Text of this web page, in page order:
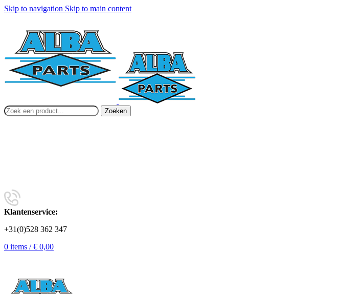
Skip to navigation Skip to main content
Zoeken
Klantenservice:
+31(0)528 362 347
0 items / € 0,00